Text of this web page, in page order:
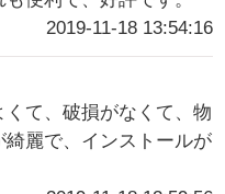
2019-11-18 13:54:16
て、破損がなくて、物
麗で、インストールが